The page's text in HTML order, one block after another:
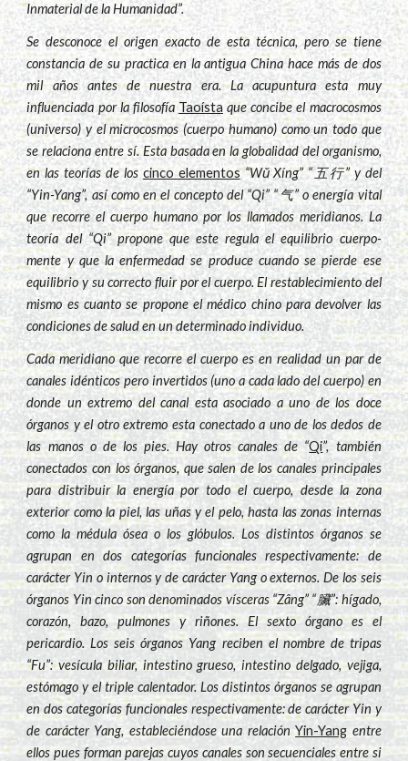
Inmaterial de la Humanidad”.
Se desconoce el origen exacto de esta técnica, pero se tiene
constancia de su practica en la antigua China hace más de dos
mil años antes de nuestra era. La acupuntura esta muy
influenciada por la filosofía Taoísta que concibe el macrocosmos
(universo) y el microcosmos (cuerpo humano) como un todo que
se relaciona entre sí. Esta basada en la globalidad del organismo,
en las teorías de los cinco elementos“Wǔ Xíng” “五行” y del
“Yin-Yang”, así como en el concepto del “Qi” “气” o energía vital
que recorre el cuerpo humano por los llamados meridianos. La
teoría del “Qi” propone que este regula el equilibrio cuerpo-
mente y que la enfermedad se produce cuando se pierde ese
equilibrio y su correcto fluir por el cuerpo. El restablecimiento del
mismo es cuanto se propone el médico chino para devolver las
condiciones de salud en un determinado individuo.
Cada meridiano que recorre el cuerpo es en realidad un par de
canales idénticos pero invertidos (uno a cada lado del cuerpo) en
donde un extremo del canal esta asociado a uno de los doce
órganos y el otro extremo esta conectado a uno de los dedos de
las manos o de los pies. Hay otros canales de “Qi”, también
conectados con los órganos, que salen de los canales principales
para distribuir la energía por todo el cuerpo, desde la zona
exterior como la piel, las uñas y el pelo, hasta las zonas internas
como la médula ósea o los glóbulos. Los distintos órganos se
agrupan en dos categorías funcionales respectivamente: de
carácter Yin o internos y de carácter Yang o externos. De los seis
órganos Yin cinco son denominados vísceras “Zâng” “臟”: hígado,
corazón, bazo, pulmones y riñones. El sexto órgano es el
pericardio. Los seis órganos Yang reciben el nombre de tripas
“Fu”: vesícula biliar, intestino grueso, intestino delgado, vejiga,
estómago y el triple calentador. Los distintos órganos se agrupan
en dos categorías funcionales respectivamente: de carácter Yin y
de carácter Yang, estableciéndose una relaciónYin-Yang entre
ellos pues forman parejas cuyos canales son secuenciales entre si